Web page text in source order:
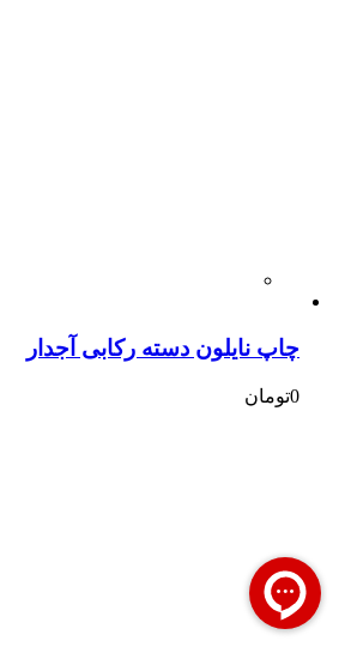
چاپ نایلون دسته رکابی آجدار
0تومان